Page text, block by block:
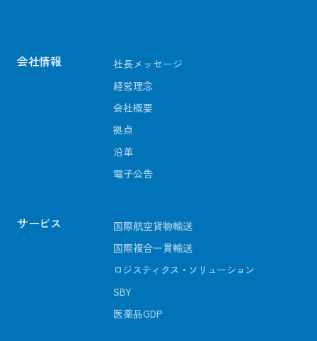
会社情報
社長メッセージ
経営理念
会社概要
拠点
沿革
電子公告
サービス
国際航空貨物輸送
国際複合一貫輸送
ロジスティクス・ソリューション
SBY
医薬品GDP